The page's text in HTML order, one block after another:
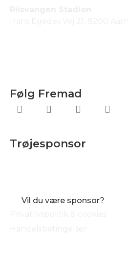
Følg Fremad
Trøjesponsor
Vil du være sponsor?